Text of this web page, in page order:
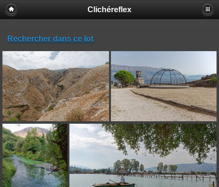
Clichéreflex
Rechercher dans ce lot